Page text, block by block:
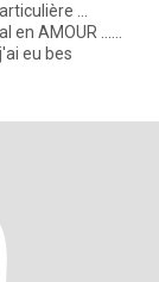
...
AMOUR ......
a la psychologie dont j'ai eu bes